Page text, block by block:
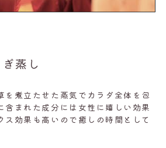
蒸し
を煮立たせた蒸気でカラダ全体を包
含まれた成分には女性に嬉しい効果
ス効果も高いので癒しの時間として